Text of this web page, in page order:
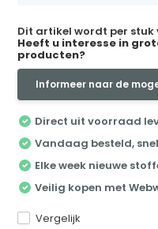
Dit artikel wordt per stuk
Heeft u interesse in
producten?
Informeer naar de
Direct uit voorraad
Vandaag besteld,
Elke week nieuwe
Veilig kopen met
Vergelijk